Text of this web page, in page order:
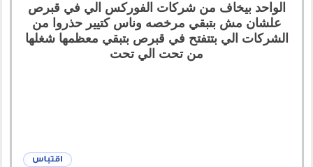
الواحد بيخاف من شركات الفوركس الي في قبرص
علشان مش بتبقي مرخصه وناس كتيير حذروا من
الشركات الي بتتفتح في قبرص بتبقي معظمها شغلها
من تحت الي تحت